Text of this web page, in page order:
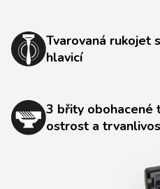
Tvarovaná rukojet
hlavicí
3 břity obohacené
ostrost a